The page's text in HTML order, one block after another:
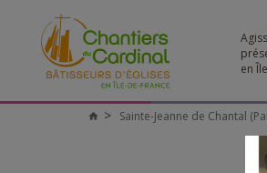
en
Chantiers
Sainte-Jeanne de Chantal